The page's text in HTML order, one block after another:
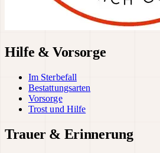
Hilfe & Vorsorge
Im Sterbefall
Bestattungsarten
Vorsorge
Trost und Hilfe
Trauer & Erinnerung